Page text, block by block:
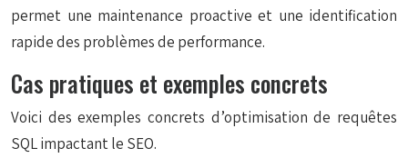
permet une maintenance proactive et une identification
rapide des problèmes de performance.
Cas pratiques et exemples concrets
Voici des exemples concrets d’optimisation de requêtes
SQL impactant le SEO.